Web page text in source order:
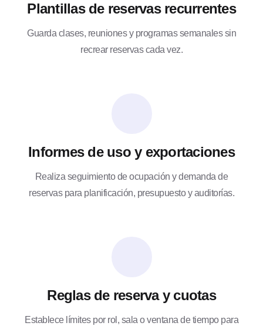
Plantillas de reservas recurrentes
Guarda clases, reuniones y programas semanales sin
recrear reservas cada vez.
Informes de uso y exportaciones
Realiza seguimiento de ocupación y demanda de
reservas para planificación, presupuesto y auditorías.
Reglas de reserva y cuotas
Establece límites por rol, sala o ventana de tiempo para